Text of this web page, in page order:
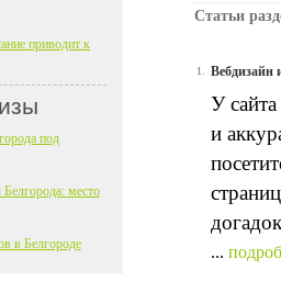
Статьи
1. Вебдизайн
У
и
...
приводит к
под
место
в Белгороде